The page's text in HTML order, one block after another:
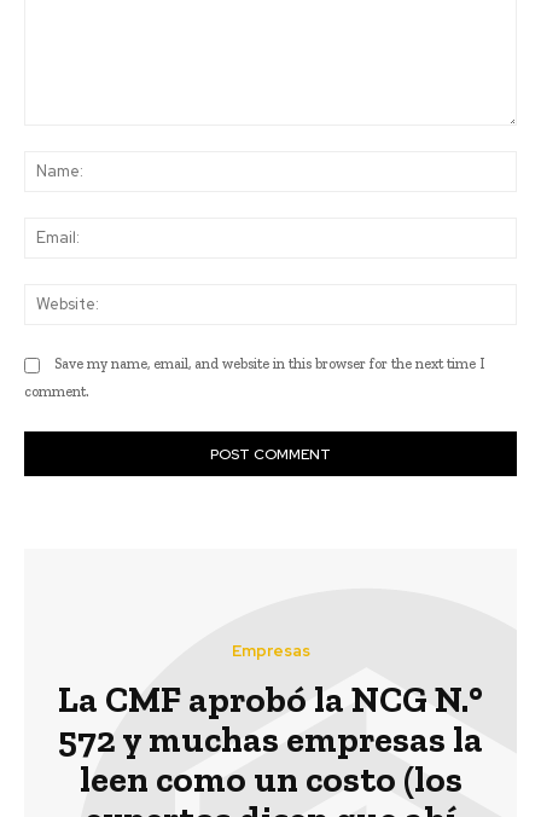
Save my name, email, and website in this browser for the next time I
comment.